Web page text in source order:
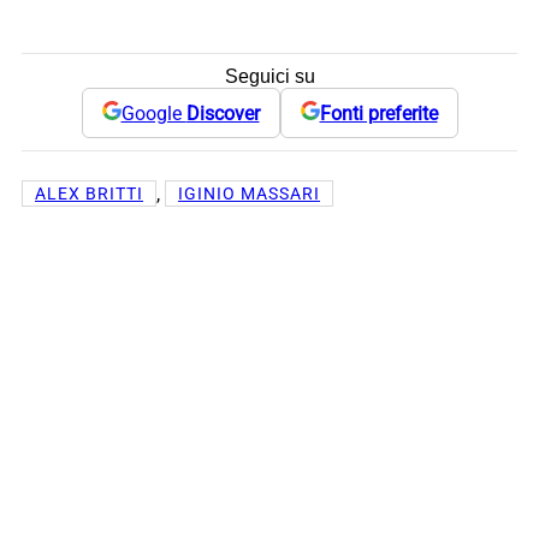
Seguici su
Google Discover Fonti preferite
ALEX BRITTI , IGINIO MASSARI